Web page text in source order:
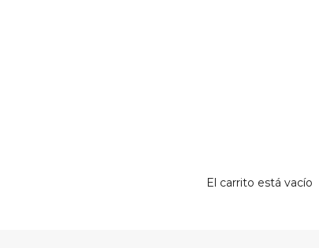
El carrito está vacío